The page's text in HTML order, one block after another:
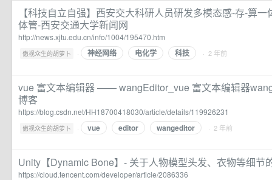
【科技自立自强】西安交大科研人员研发多模态感-存-算
体管-西安交通大学新闻网
http://news.xjtu.edu.cn/info/1004/195470.htm
傲视众生的胡萝卜 · 神经网络 电化学 科技 · 2 年前
vue 富文本编辑器 —— wangEditor_vue 富文本编辑器
博客
https://blog.csdn.net/HH18700418030/article/details/119926231
傲视众生的胡萝卜 · vue editor wangeditor · 2 年前
Unity【Dynamic Bone】- 关于人物模型头发、衣物等细节
https://cloud.tencent.com/developer/article/2086336